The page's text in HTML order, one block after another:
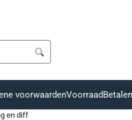
voorwaardenVoorraad
en diff